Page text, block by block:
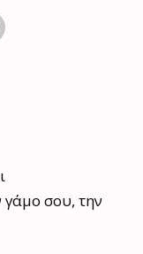
γάμο σου, την